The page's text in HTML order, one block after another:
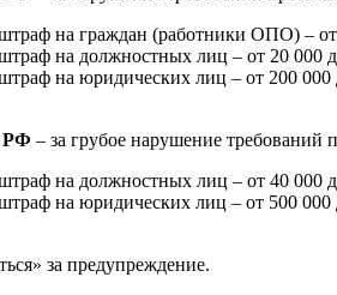
на граждан (работники ОПО) – от
на должностных лиц – от 20 000
на юридических лиц – от 200 000
РФ – за грубое нарушение
на должностных лиц – от 40 000
на юридических лиц – от 500 000
за предупреждение.